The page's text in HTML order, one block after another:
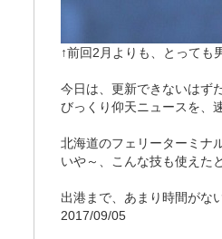
↑前回2月よりも、とっても
今日は、更新できないはず
びっくり仰天ニュースを、
北海道のフェリーターミナ
いや～、こんな技も使えた
出港まで、あまり時間がな
2017/09/05